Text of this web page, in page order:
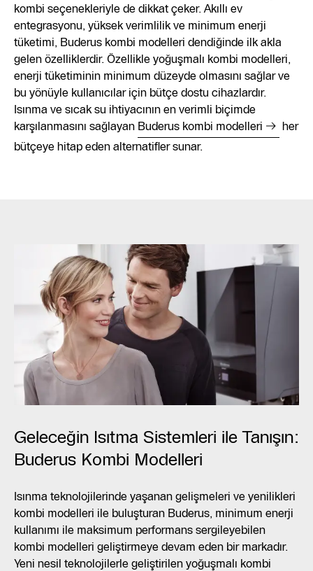
kombi seçenekleriyle de dikkat çeker. Akıllı ev
entegrasyonu, yüksek verimlilik ve minimum enerji
tüketimi, Buderus kombi modelleri dendiğinde ilk akla
gelen özelliklerdir. Özellikle yoğuşmalı kombi modelleri,
enerji tüketiminin minimum düzeyde olmasını sağlar ve
bu yönüyle kullanıcılar için bütçe dostu cihazlardır.
Isınma ve sıcak su ihtiyacının en verimli biçimde
karşılanmasını sağlayan Buderus kombi modelleri
her
bütçeye hitap eden alternatifler sunar.
Geleceğin Isıtma Sistemleri ile Tanışın:
Buderus Kombi Modelleri
Isınma teknolojilerinde yaşanan gelişmeleri ve yenilikleri
kombi modelleri ile buluşturan Buderus, minimum enerji
kullanımı ile maksimum performans sergileyebilen
kombi modelleri geliştirmeye devam eden bir markadır.
Yeni nesil teknolojilerle geliştirilen yoğuşmalı kombi